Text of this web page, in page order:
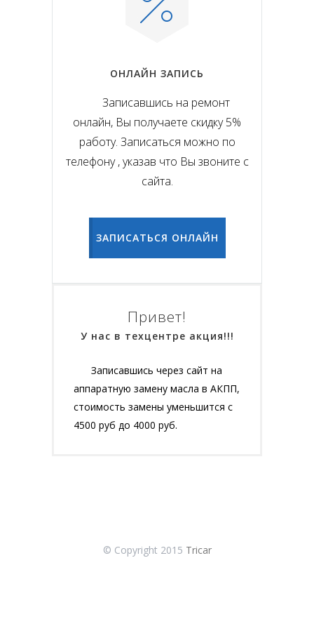
ОНЛАЙН ЗАПИСЬ
Записавшись на ремонт
онлайн, Вы получаете скидку 5%
работу. Записаться можно по
телефону , указав что Вы звоните с
сайта.
ЗАПИСАТЬСЯ ОНЛАЙН
Привет!
У нас в техцентре акция!!!
Записавшись через сайт на
аппаратную замену масла в АКПП,
стоимость замены уменьшится с
4500 руб до 4000 руб.
© Copyright 2015 Tricar